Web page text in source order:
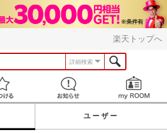
楽天トップへ
詳細検索
見つける お知らせ
ユーザー